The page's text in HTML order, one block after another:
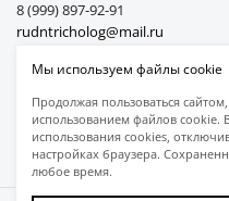
8 (999) 897-92-91
rudntricholog@mail.ru
Принимаем к оплате
Мы используем файлы cookie
Продолжая пользоваться
использованием файлов cookie.
использования cookies,
настройках браузера.
любое время.